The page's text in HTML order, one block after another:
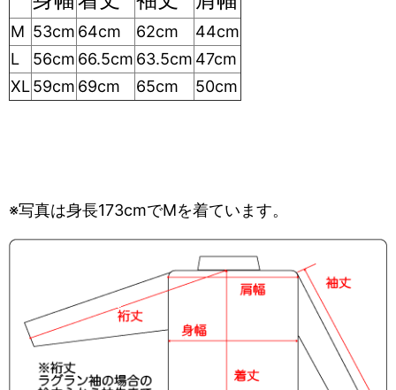
M 53cm 64cm 62cm
44cm
L
56cm 66.5cm 63.5cm 47cm
XL59cm 69cm 65cm 50cm
※写真は身長173cmでMを着ています。